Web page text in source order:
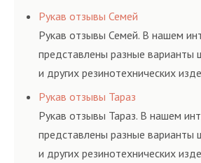
соответствующих ГОСТам,
и нормативам.
Рукав отзывы Семей
Рукав отзывы Семей. В нашем
представлены разные варианты
и других резинотехнических
соответствующих ГОСТам,
и нормативам.
Рукав отзывы Тараз
Рукав отзывы Тараз. В нашем
представлены разные варианты
и других резинотехнических